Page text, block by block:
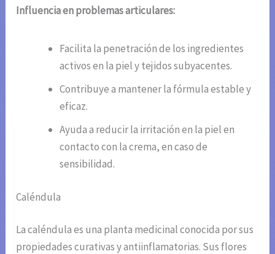
Influencia en problemas articulares:
Facilita la penetración de los ingredientes
activos en la piel y tejidos subyacentes.
Contribuye a mantener la fórmula estable y
eficaz.
Ayuda a reducir la irritación en la piel en
contacto con la crema, en caso de
sensibilidad.
Caléndula
La caléndula es una planta medicinal conocida por sus
propiedades curativas y antiinflamatorias. Sus flores